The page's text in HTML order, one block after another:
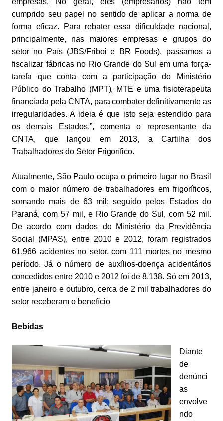
empresas. No geral, eles (empresários) não têm
cumprido seu papel no sentido de aplicar a norma de
forma eficaz. Para rebater essa dificuldade nacional,
principalmente, nas maiores empresas e grupos do
setor no País (JBS/Friboi e BR Foods), passamos a
fiscalizar fábricas no Rio Grande do Sul em uma força-
tarefa que conta com a participação do Ministério
Público do Trabalho (MPT), MTE e uma fisioterapeuta
financiada pela CNTA, para combater definitivamente as
irregularidades. A ideia é que isto seja estendido para
os demais Estados.”, comenta o representante da
CNTA, que lançou em 2013, a Cartilha dos
Trabalhadores do Setor Frigorífico.
Atualmente, São Paulo ocupa o primeiro lugar no Brasil
com o maior número de trabalhadores em frigoríficos,
somando mais de 63 mil; seguido pelos Estados do
Paraná, com 57 mil, e Rio Grande do Sul, com 52 mil.
De acordo com dados do Ministério da Previdência
Social (MPAS), entre 2010 e 2012, foram registrados
61.966 acidentes no setor, com 111 mortes no mesmo
período. Já o número de auxílios-doença acidentários
concedidos entre 2010 e 2012 foi de 8.138. Só em 2013,
entre janeiro e outubro, cerca de 2 mil trabalhadores do
setor receberam o benefício.
Bebidas
Diante
de
denúnci
as
envolve
ndo